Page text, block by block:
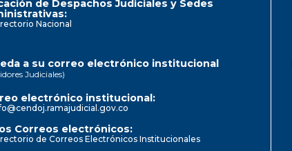
de Despachos Judiciales y Sedes
Nacional
a su correo electrónico institucional
Judiciales)
electrónico institucional:
Correos electrónicos:
de Correos Electrónicos Institucionales